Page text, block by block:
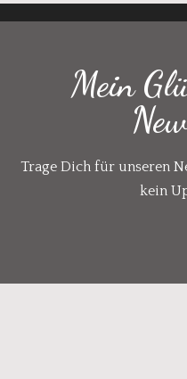
Mein
Trage Dich für unseren
kein